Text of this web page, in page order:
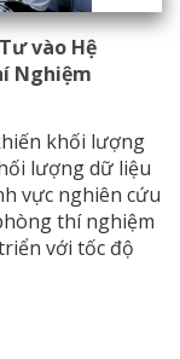
vào Hệ
Nghiệm
khối lượng
lượng dữ liệu
vực nghiên cứu
thí nghiệm
với tốc độ